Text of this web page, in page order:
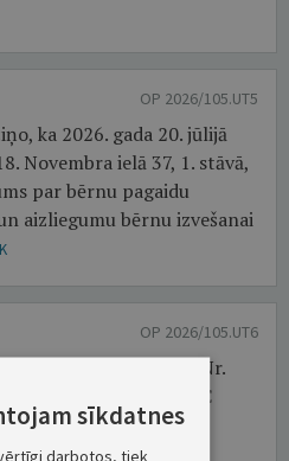
OP 2026/105.UT5
ka 2026. gada 20. jūlijā
Novembra ielā 37, 1. stāvā,
par bērnu pagaidu
aizliegumu bērnu izvešanai
OP 2026/105.UT6
atrodas civillieta Nr.
34) AS Swedbank P&C
Fayzullaev par
sīkdatnes
darbotos, tiek